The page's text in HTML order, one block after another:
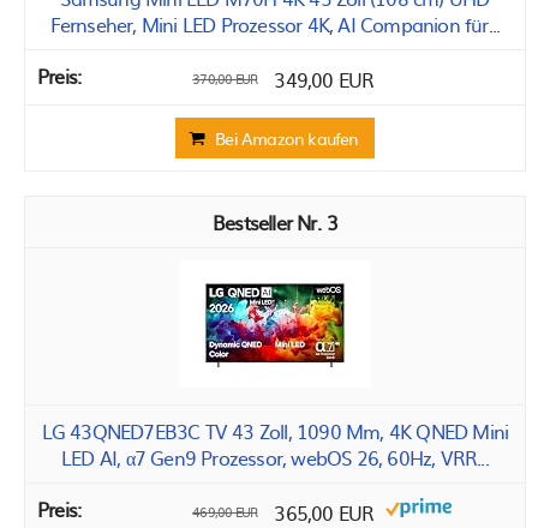
Fernseher, Mini LED Prozessor 4K, AI Companion für...
370,00 EUR 349,00 EUR
Bei Amazon kaufen
3
LG 43QNED7EB3C TV 43 Zoll, 1090 Mm, 4K QNED Mini
LED AI, α7 Gen9 Prozessor, webOS 26, 60Hz, VRR...
469,00 EUR 365,00 EUR